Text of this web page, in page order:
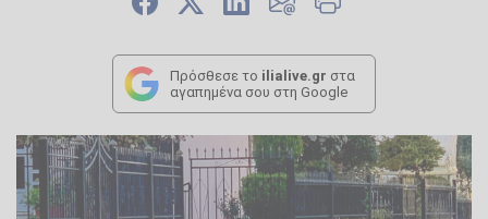
Πρόσθεσε το ilialive.gr στα
αγαπημένα σου στη Google